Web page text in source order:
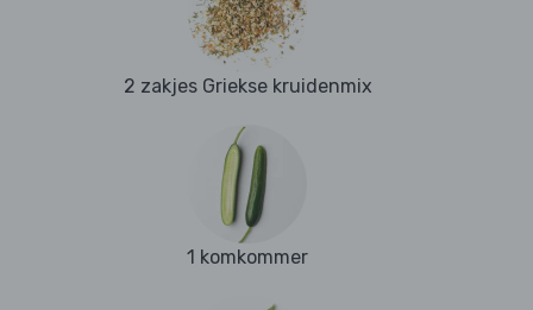
2 zakjes Griekse kruidenmix
1 komkommer